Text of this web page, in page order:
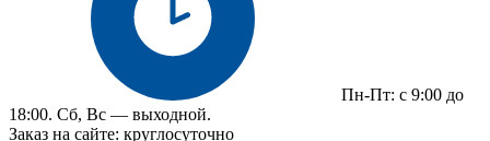
Пн-Пт: с 9:00 до
18:00. Сб, Вс — выходной.
Заказ на сайте: круглосуточно